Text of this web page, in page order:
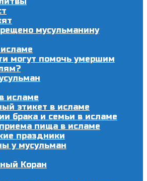
мусульманину
могут помочь умершим
исламе
этикет в исламе
брака и семьи в исламе
пища в исламе
праздники
у мусульман
Коран